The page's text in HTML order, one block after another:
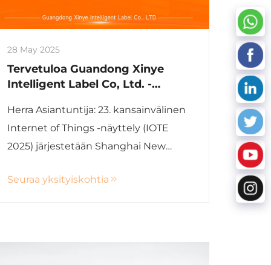
28 May 2025
Tervetuloa Guandong Xinye
Intelligent Label Co, Ltd. -
Shanghaiin kaupungissa
Herra Asiantuntija: 23. kansainvälinen
Internet of Things -näyttely (IOTE
2025) järjestetään Shanghai New
tapahtumakeskuksessa 18.–20.
Seuraa yksityiskohtia